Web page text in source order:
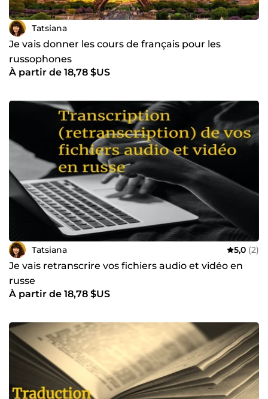
Tatsiana
Je vais donner les cours de français pour les
russophones
À partir de 18,78 $US
Tatsiana 5,0 (2)
Je vais retranscrire vos fichiers audio et vidéo en
russe
À partir de 18,78 $US